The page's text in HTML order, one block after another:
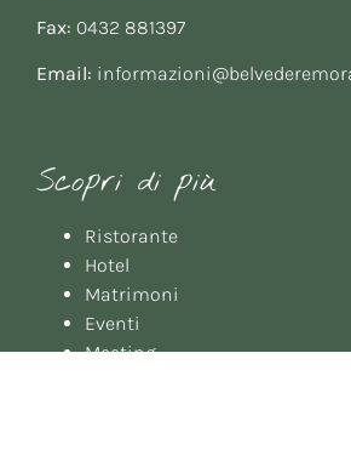
Fax: 0432 881397
Email:
Scopri di più
Ristorante
Hotel
Matrimoni
Eventi
Meeting